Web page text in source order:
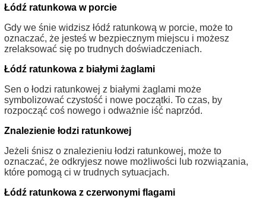
Łódź ratunkowa w porcie
Gdy we śnie widzisz łódź ratunkową w porcie, może to
oznaczać, że jesteś w bezpiecznym miejscu i możesz
zrelaksować się po trudnych doświadczeniach.
Łódź ratunkowa z białymi żaglami
Sen o łodzi ratunkowej z białymi żaglami może
symbolizować czystość i nowe początki. To czas, by
rozpocząć coś nowego i odważnie iść naprzód.
Znalezienie łodzi ratunkowej
Jeżeli śnisz o znalezieniu łodzi ratunkowej, może to
oznaczać, że odkryjesz nowe możliwości lub rozwiązania,
które pomogą ci w trudnych sytuacjach.
Łódź ratunkowa z czerwonymi flagami